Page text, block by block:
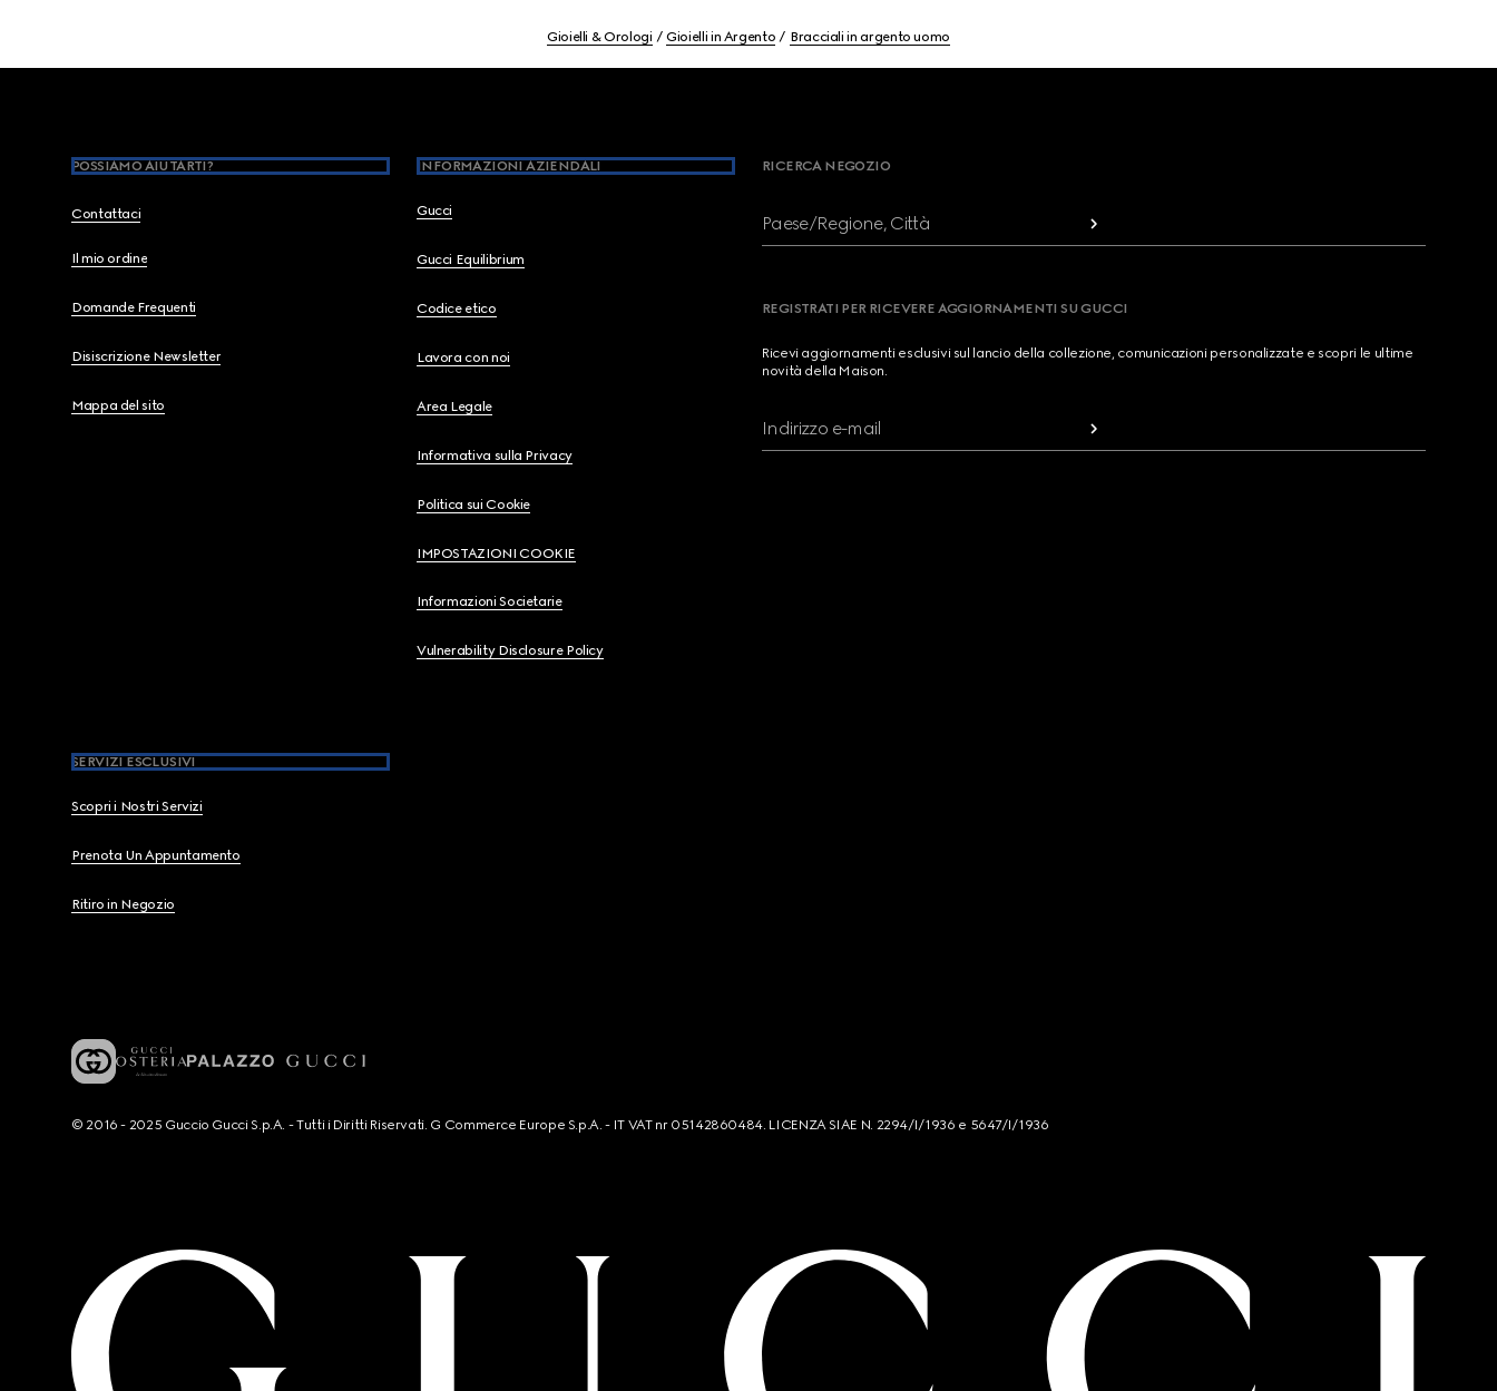
Gioielli & Orologi Gioielli in Argento Bracciali in argento uomo
POSSIAMO AIUTARTI?
Contattaci
Il mio ordine
Domande Frequenti
Disiscrizione Newsletter
Mappa del sito
INFORMAZIONI AZIENDALI
Gucci
Gucci Equilibrium
Codice etico
Lavora con noi
Area Legale
Informativa sulla Privacy
Politica sui Cookie
IMPOSTAZIONI COOKIE
Informazioni Societarie
Vulnerability Disclosure Policy
SERVIZI ESCLUSIVI
Scopri i Nostri Servizi
Prenota Un Appuntamento
Ritiro in Negozio
RICERCA NEGOZIO
Paese/Regione, Città
REGISTRATI PER RICEVERE AGGIORNAMENTI SU GUCCI
Ricevi aggiornamenti esclusivi sul lancio della collezione, comunicazioni personalizzate e scopri le ultime
novità della Maison.
Indirizzo e-mail
© 2016 - 2025 Guccio Gucci S.p.A. - Tutti i Diritti Riservati. G Commerce Europe S.p.A. - IT VAT nr 05142860484. LICENZA SIAE N. 2294/I/1936 e 5647/I/1936